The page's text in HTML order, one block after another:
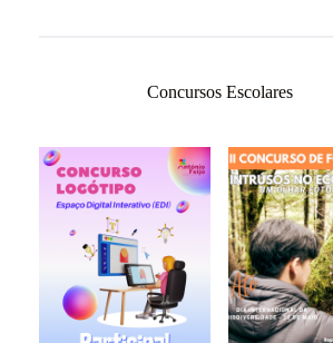
Concursos Escolares